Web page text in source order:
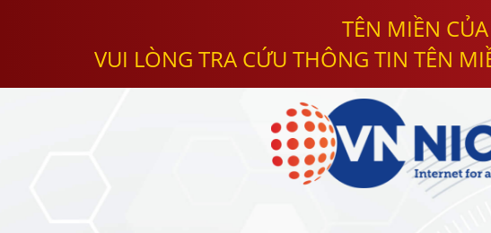
TÊN MIỀN
VUI LÒNG TRA CỨU THÔNG TIN TÊN